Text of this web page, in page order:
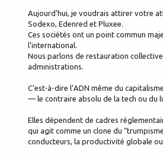
Aujourd’hui, je voudrais attirer votre
Sodexo, Edenred et Pluxee.
Ces sociétés ont un point commun
l’international.
Nous parlons de restauration
administrations.
C’est-à-dire l’ADN même du
— le contraire absolu de la tech ou du
Elles dépendent de cadres
qui agit comme un clone du
conducteurs, la productivité globale